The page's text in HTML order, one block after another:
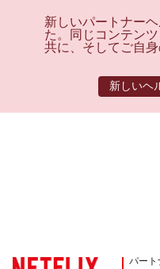
新しいパートナー
た。同じコンテン
共に、そしてご自
新しいヘ
パート